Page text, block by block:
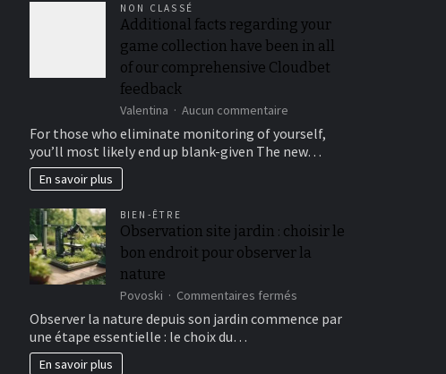
NON CLASSÉ
Additional facts regarding your
game collection have been in all
of our comprehensive Cloudbet
feedback
Valentina Aucun commentairesur
Additional
facts
regarding
have
been
in
of
our
comprehensive
For those who eliminate monitoring of yourself,
you’ll most likely end up blank-given The new…
En savoir plus
BIEN-ÊTRE
Observation site jardin : choisir le
bon endroit pour observer la
nature
Povoski Commentaires ferméssur
site
Observer la nature depuis son jardin commence par
une étape essentielle : le choix du…
En savoir plus